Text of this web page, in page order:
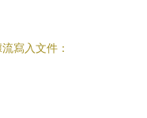
寫入文件：